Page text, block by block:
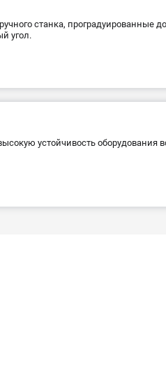
станка, проградуированные
угол.
устойчивость оборудования